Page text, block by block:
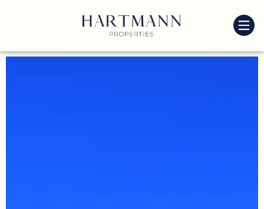
Accéder au contenu Accéder au menu
Accéder au pied de page